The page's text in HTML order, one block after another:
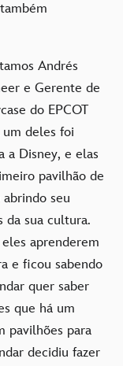
Andrés
e Gerente de
do EPCOT
um deles foi
a Disney, e elas
pavilhão de
seu
da sua cultura.
aprenderem
e ficou sabendo
quer saber
que há um
pavilhões para
decidiu fazer